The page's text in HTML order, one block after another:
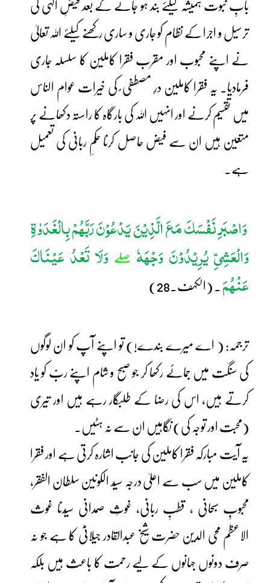
بابِ نبوت ہمیشہ کیلئے بند ہو جانے کے بعد فیضِ الٰہی کی
ترسیل و اجرا کے نظام کو جاری و ساری رکھنے کیلئے اللہ تعالیٰ
نے اپنے محبوب اور مقرب فقرا کاملین کا سلسلہ جاری
فرمادیا۔ یہ فقرا کاملین درِ مصطفی ؐ کی خیرات عوام الناس
میں تقسیم کرنے اور انہیں اللہ کی بارگاہ کا راستہ دکھانے پر
متعین ہیں ان سے فیض حاصل کرنا حکمِ ربانی کی تعمیل
ہے۔
وَاصْبَرِ نَفْسَکَ مَعَ الَّذِیْنَ یَدْعُوْنَ رَبَّھُمْ بِالْغَدَوٰۃِ
وَالْعَشِیِّ یُرِیْدُوْنَ وَجْھَہٗ صلے وَلَا تَعْدُ عَیْنَاکَ
عَنْھُمَ ۔ (الکہف۔28)
ترجمہ: ( اے میرے بندے!) تو اپنے آپ کو ان لوگوں
کی سنگت میں جمائے رکھا کر جو صبح و شام اپنے ربّ کو یاد
کرتے ہیں، اس کی رضا کے طلبگار رہے ہیں اور تیری
(محبت اور توجہ کی) نگاہیں ان سے نہ ہٹیں۔
یہ آیت مبارکہ فقرا کاملین کی جانب اشارہ کرتی ہے اور فقرا
کاملین میں سب سے اعلیٰ درجہ سیّد الکونین سلطان الفقر،
محبوبِ سبحانی ، قطبِ ربانی، غوثِ صمدانی سیّدنا غوث
الاعظم محی الدین حضرت شیخ عبدالقادر جیلانیؓ کا ہے جو نہ
صرف دونوں جہانوں کے لیے رحمت کا باعث ہیں بلکہ